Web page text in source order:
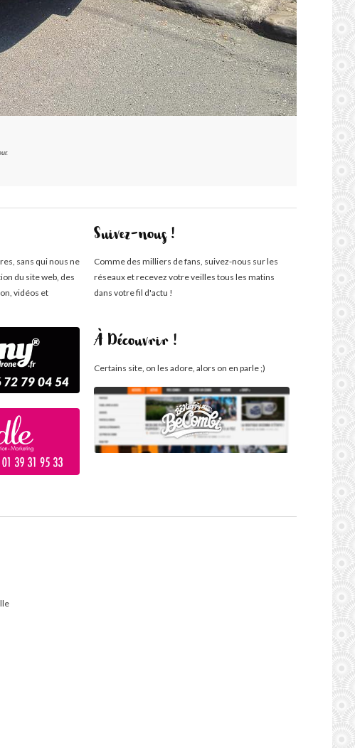
sans qui nous ne
du site web, des
vidéos et
Suivez-nous !
Comme des milliers de fans, suivez-nous sur les
réseaux et recevez votre veilles tous les matins
dans votre fil d'actu !
À Découvrir !
Certains site, on les adore, alors on en parle ;)